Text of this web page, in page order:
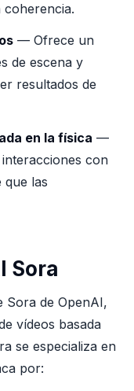
coherencia.
— Ofrece un
de escena y
resultados de
en la física —
con
que las
Sora
Sora de OpenAI,
vídeos basada
se especializa en
por: